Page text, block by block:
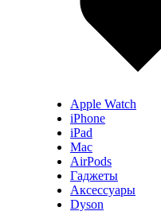
Apple Watch
iPhone
iPad
Mac
AirPods
Гаджеты
Аксессуары
Dyson